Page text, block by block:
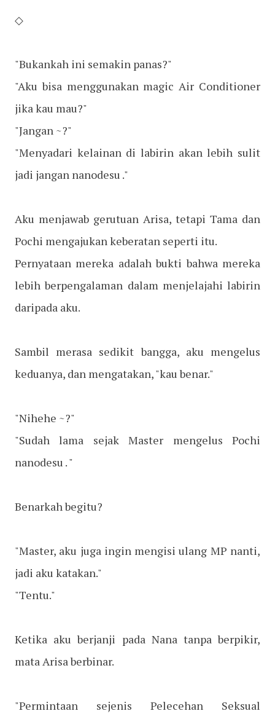
◇
"Bukankah ini semakin panas?"
"Aku bisa menggunakan magic Air Conditioner
jika kau mau?"
"Jangan ~?"
"Menyadari kelainan di labirin akan lebih sulit
jadi jangan nanodesu ."
Aku menjawab gerutuan Arisa, tetapi Tama dan
Pochi mengajukan keberatan seperti itu.
Pernyataan mereka adalah bukti bahwa mereka
lebih berpengalaman dalam menjelajahi labirin
daripada aku.
Sambil merasa sedikit bangga, aku mengelus
keduanya, dan mengatakan, "kau benar."
"Nihehe ~?"
"Sudah lama sejak Master mengelus Pochi
nanodesu . "
Benarkah begitu?
"Master, aku juga ingin mengisi ulang MP nanti,
jadi aku katakan."
"Tentu."
Ketika aku berjanji pada Nana tanpa berpikir,
mata Arisa berbinar.
"Permintaan sejenis Pelecehan Seksual